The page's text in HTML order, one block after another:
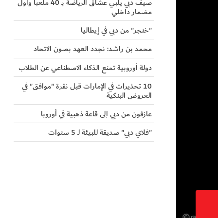
مضمار داخلي
"خنجر" من دبي في إيطاليا
محمد بن راشد: نجدد العهد بصون الاتحاد
دولة أوروبية تمنع الذكاء الاصطناعي عن الطلاب
10 تحذيرات في الإمارات قبل نقرة "موافق" في
العروض البنكية
عازفون من دبي إلى قاعة ذهبية في أوروبا
"فلاي دبي" صديقة للبيئة لـ 5 سنوات